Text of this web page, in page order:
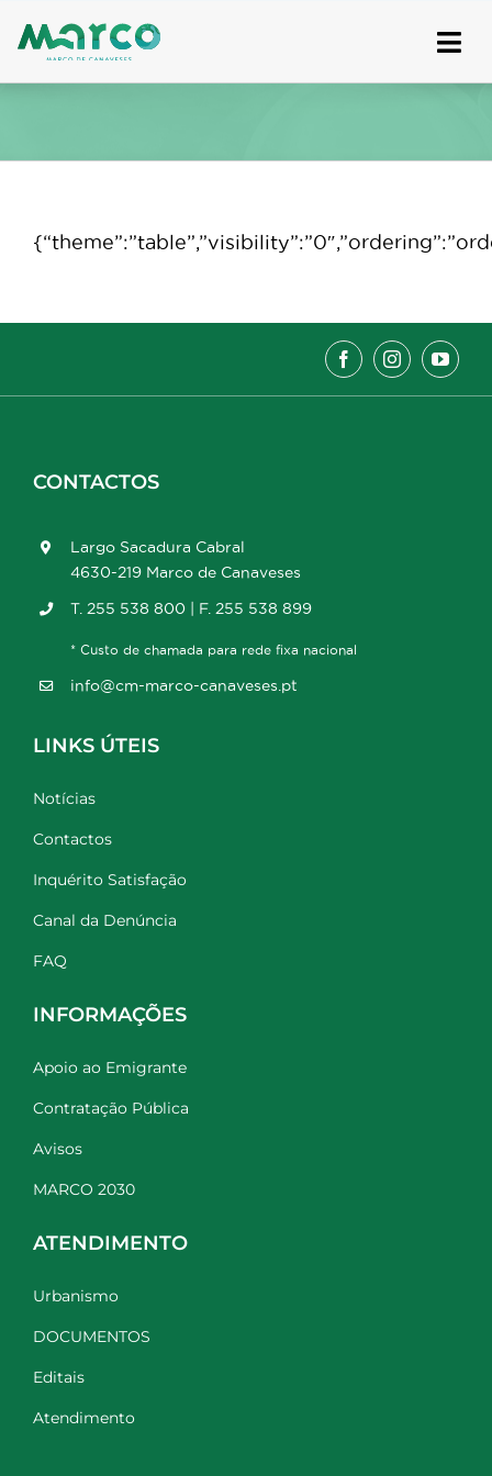
to
CONTACTOS
Largo Sacadura Cabral
4630-219 Marco de Canaveses
T. 255 538 800 | F. 255 538 899
* Custo de chamada para rede fixa nacional
info@cm-marco-canaveses.pt
LINKS ÚTEIS
Notícias
Contactos
Inquérito Satisfação
Canal da Denúncia
FAQ
INFORMAÇÕES
Apoio ao Emigrante
Contratação Pública
Avisos
MARCO 2030
ATENDIMENTO
Urbanismo
DOCUMENTOS
Editais
Atendimento